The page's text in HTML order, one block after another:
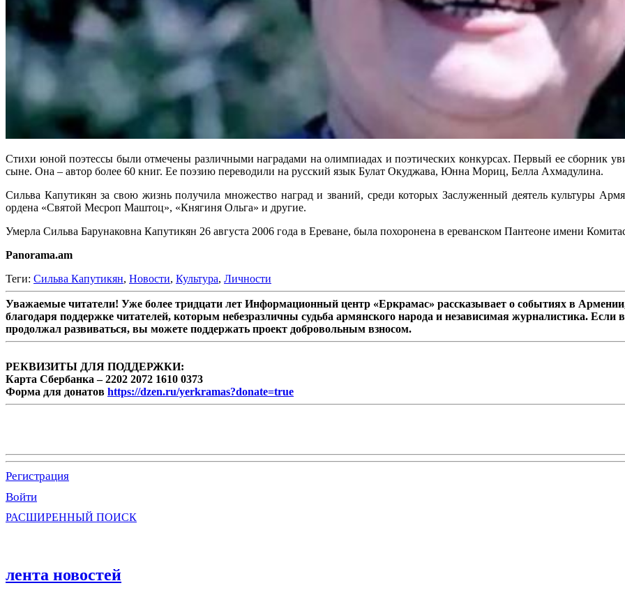
Стихи юной поэтессы были отмечены различными наградами на олимпиадах и поэтических конкурсах. Первый ее сборник
сыне. Она – автор более 60 книг. Ее поэзию переводили на русский язык Булат Окуджава, Юнна Мориц, Белла Ахмадулина.
Сильва Капутикян за свою жизнь получила множество наград и званий, среди которых Заслуженный деятель культуры
ордена «Святой Месроп Маштоц», «Княгиня Ольга» и другие.
Умерла Сильва Барунаковна Капутикян 26 августа 2006 года в Ереване, была похоронена в ереванском Пантеоне имени
Panorama.am
Теги: Сильва Капутикян, Новости, Культура, Личности
Уважаемые читатели! Уже более тридцати лет Информационный центр «Еркрамас» рассказывает о событиях в
благодаря поддержке читателей, которым небезразличны судьба армянского народа и независимая журналистика.
продолжал развиваться, вы можете поддержать проект добровольным взносом.
РЕКВИЗИТЫ ДЛЯ ПОДДЕРЖКИ:
Карта Сбербанка – 2202 2072 1610 0373
Форма для донатов https://dzen.ru/yerkramas?donate=true
Регистрация
Войти
РАСШИРЕННЫЙ ПОИСК
лента новостей